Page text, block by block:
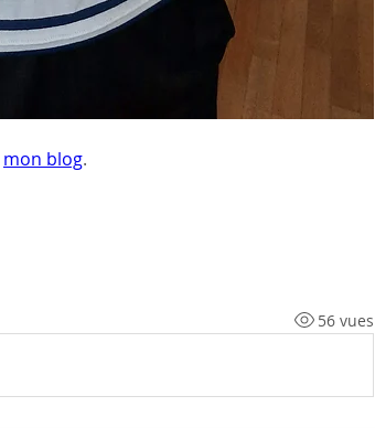
mon blog.
56 vues